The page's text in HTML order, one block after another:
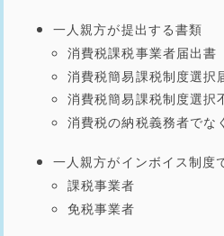
一人親方が提出する書類
消費税課税事業者届出書
消費税簡易課税制度選択
消費税簡易課税制度選択
消費税の納税義務者でな
一人親方がインボイス制度
課税事業者
免税事業者